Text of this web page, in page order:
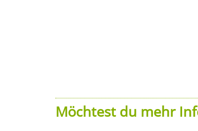
Möchtest du mehr